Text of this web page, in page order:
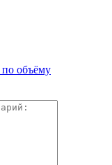
по объёму